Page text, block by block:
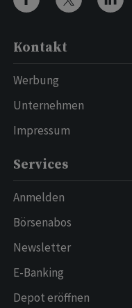
Kontakt
Werbung
Unternehmen
Impressum
Services
Anmelden
Börsenabos
Newsletter
E-Banking
Depot eröffnen